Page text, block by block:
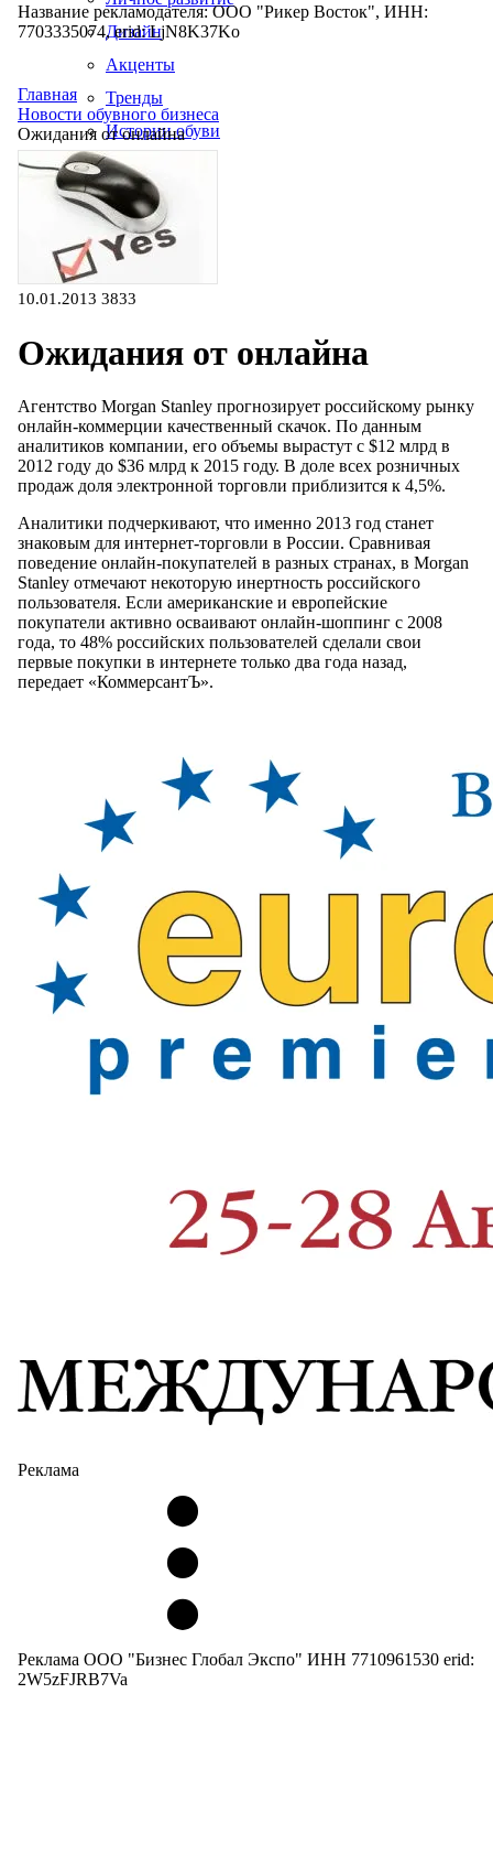
Дизайн
Акценты
Тренды
Истории обуви
Производство
Название рекламодателя: ООО "Рикер Восток", ИНН:
7703335074, erid: LjN8K37Ko
Главная
Новости обувного бизнеса
Ожидания от онлайна
10.01.2013 3833
Ожидания от онлайна
Агентство Morgan Stanley прогнозирует российскому рынку
онлайн-коммерции качественный скачок. По данным
аналитиков компании, его объемы вырастут с $12 млрд в
2012 году до $36 млрд к 2015 году. В доле всех розничных
продаж доля электронной торговли приблизится к 4,5%.
Аналитики подчеркивают, что именно 2013 год станет
знаковым для интернет-торговли в России. Cравнивая
поведение онлайн-покупателей в разных странах, в Morgan
Stanley отмечают некоторую инертность российского
пользователя. Если американские и европейские
покупатели активно осваивают онлайн-шоппинг с 2008
года, то 48% российских пользователей сделали свои
первые покупки в интернете только два года назад,
передает «КоммерсантЪ».
Реклама
Реклама ООО "Бизнес Глобал Экспо" ИНН 7710961530 erid:
2W5zFJRB7Va